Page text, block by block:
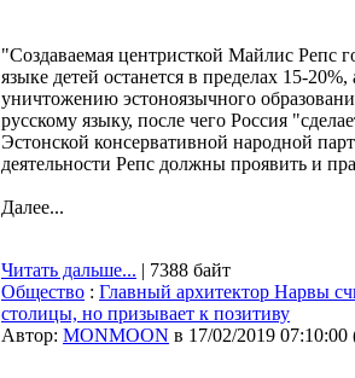
"Создаваемая центристкой Майлис Репс
языке детей останется в пределах 15-
уничтожению эстоноязычного
русскому языку, после чего Россия
Эстонской консервативной народной
деятельности Репс должны проявить и
Далее...
Читать дальше... | 7388 байт
Общество : Главный архитектор Нарвы
столицы, но призывает к позитиву
Автор: MONMOON в 17/02/2019 07:10:00